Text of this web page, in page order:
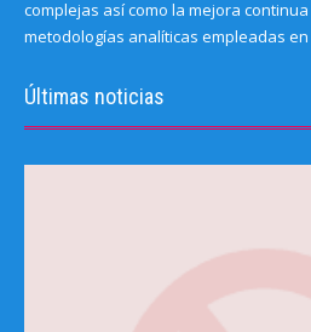
complejas así como la mejora
metodologías analíticas empleadas en
Últimas noticias